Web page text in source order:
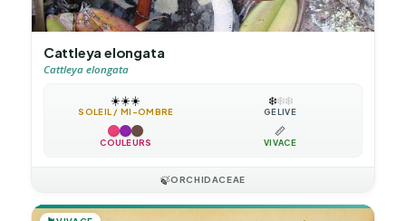
Cattleya elongata
Cattleya elongata
☀️☀️☀️
SOLEIL / MI-OMBRE
❄️❄️❄️
GÉLIVE
COULEURS
📏
VIVACE
🍃ORCHIDACEAE